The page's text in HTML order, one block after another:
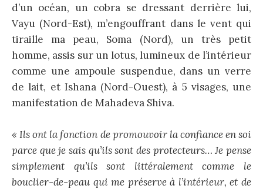
d’un océan, un cobra se dressant derrière lui,
Vayu (Nord-Est), m’engouffrant dans le vent qui
tiraille ma peau, Soma (Nord), un très petit
homme, assis sur un lotus, lumineux de l’intérieur
comme une ampoule suspendue, dans un verre
de lait, et Ishana (Nord-Ouest), à 5 visages, une
manifestation de Mahadeva Shiva.
« Ils ont la fonction de promouvoir la confiance en soi
parce que je sais qu’ils sont des protecteurs… Je pense
simplement qu’ils sont littéralement comme le
bouclier-de-peau qui me préserve à l’intérieur, et de